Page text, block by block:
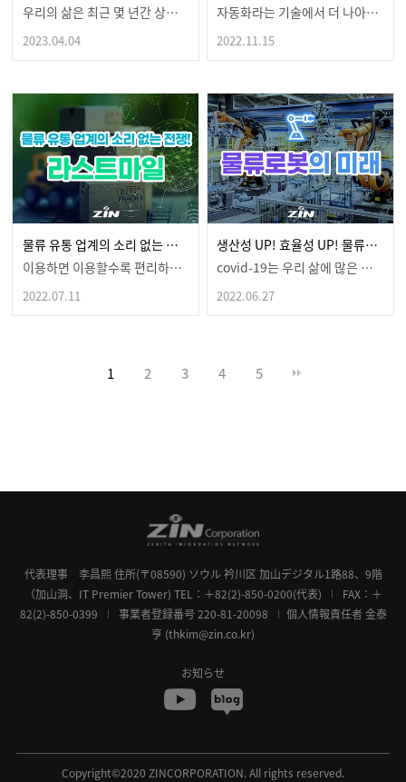
우리의 삶은 최근 몇 년간 상당히 많이 변화했습니다.일…
2023.04.04
자동화라는 기술에서 더 나아가 이제는 기업 입장에서효율…
2022.11.15
물류 유통 업계의 소리 없는 전쟁! 라스트마일을 잡아라
이용하면 이용할수록 편리하게 느껴지는 배송,편하고 빠르…
2022.07.11
생산성 UP! 효율성 UP! 물류로봇의 미래
covid-19는 우리 삶에 많은 불편과 어려움을 주었…
2022.06.27
1 2 3 4 5
代表理事 李昌熙住所(〒08590) ソウル 衿川区 加山デジタル1路88、9階
（加山洞、IT Premier Tower) TEL：＋82(2)-850-0200(代表)
FAX：＋
82(2)-850-0399
事業者登録番号 220-81-20098
個人情報責任者 金泰
亨 (thkim@zin.co.kr)
お知らせ
Copyright©2020 ZINCORPORATION. All rights reserved.